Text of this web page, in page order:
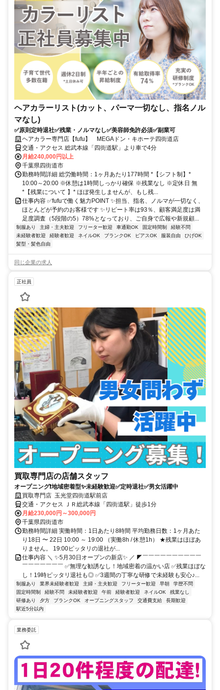
ヘアカラーリスト(カット、パーマ一切なし、指名ノル
マなし)
✅原則定時退社✅残業・ノルマなし✅美容師免許必須✅副業可
ヘアカラー専門店【fufu】 MEGAドン・キホーテ四街道店
交通・アクセス 総武本線「四街道駅」より車で4分
月給240,000円以上
千葉県四街道市
勤務時間詳細 総労働時間：1ヶ月あたり177時間 *【シフト制】*
10:00～20:00 ※休憩は1時間しっかり確保 ※残業なし ※定休日 無
*【残業について 】* ほぼ発生しませんが、もし残...
仕事内容 ✅fufuで働く魅力POINT ✨担当、指名、ノルマが一切なく、
ほとんどが予約のお客様です ✨リピート率は93％、顧客満足度は満
足度調査（5段階の5）78%となっており、ご自身で広報や新規顧...
制服あり 主婦・主夫歓迎 フリーター歓迎 車通勤OK 固定時間制
経験不問
未経験者歓迎
経験者歓迎 ネイルOK ブランクOK ピアスOK 服装自由
ひげOK
髪型・髪色自由
同じ企業の求人
正社員
買取専門店の店舗スタッフ
オープニング❗地域密着型✨未経験歓迎✅定時退社✅男女活躍中
買取専門店 玉光堂四街道駅前店
交通・アクセス ＪＲ総武本線「四街道駅」徒歩1分
月給230,000円～300,000円
千葉県四街道市
勤務時間詳細 実働時間：1日あたり8時間 平均勤務日数：1ヶ月あた
り18日 〜 22日 10:00 ～ 19:00 （実働8h / 休憩1h） ★残業はほぼあ
りません。 19:00ピッタリの退社が...
仕事内容 ＼ ✨5月30日オープンの新店✨ ／ ◤￣￣￣￣￣￣￣￣￣￣
￣￣￣￣￣￣￣ ✅無理な勧誘なし！地域密着の温かい店 ✅残業ほぼな
し！19時ピッタリ退社も◎ ✅3週間の丁寧な研修で未経験も安心♪...
制服あり 業界未経験者歓迎 主婦・主夫歓迎 フリーター歓迎 早朝
学歴不問
固定時間制
経験不問 未経験者歓迎 午前 経験者歓迎 ネイルOK
残業なし
研修あり
夕方 ブランクOK オープニングスタッフ 交通費支給
長期歓迎
駅近5分以内
業務委託